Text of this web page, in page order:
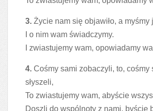
3. Życie nam się objawiło, a myśmy
I o nim wam świadczymy.
I zwiastujemy wam, opowiadamy
4. Cośmy sami zobaczyli, to, cośmy
słyszeli,
To zwiastujemy wam, abyście
Doszli do wspólnoty z nami, byście